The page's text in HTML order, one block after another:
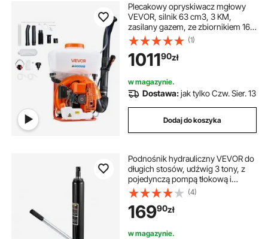
Plecakowy opryskiwacz mgłowy
VEVOR, silnik 63 cm3, 3 KM,
zasilany gazem, ze zbiornikiem 16 l,
systemem zraszania proszkiem i
płynem, do ogrodnictwa i
rolnictwa, szklarni warzywnych
(1)
101190zł
w magazynie.
Dostawa:jak tylko Czw. Sier. 13
Dodaj do koszyka
Podnośnik hydrauliczny VEVOR do
długich stosów, udźwig 3 tony, z
pojedynczą pompą tłokową i
podstawą widełkową, ręczny
podnośnik koszowy z uchwytem, ​​
do dźwigów
garażowych/warsztatowych,
podnośnik silnikowy, kolor czarny
(4)
16990zł
w magazynie.